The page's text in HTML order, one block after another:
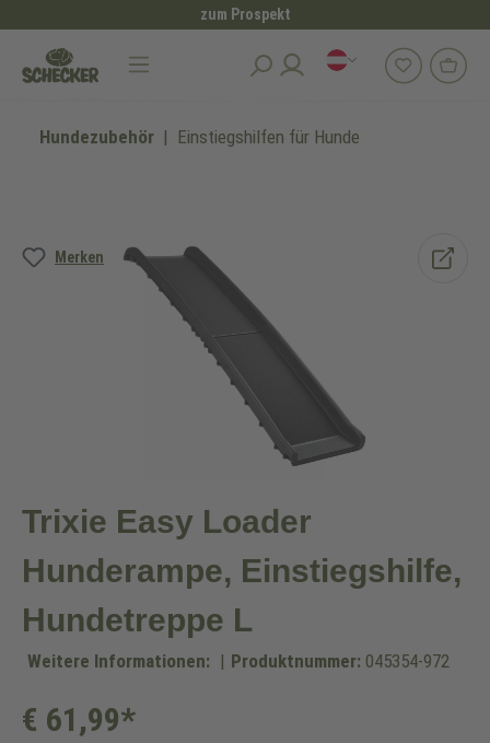
zum Prospekt
Hundezubehör Einstiegshilfen für Hunde
Merken
Bildergalerie überspringen
Trixie Easy Loader
Hunderampe, Einstiegshilfe,
Hundetreppe L
Weitere Informationen: | Produktnummer: 045354-972
€ 61,99*